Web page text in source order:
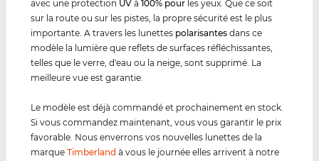
avec une protection UV à100% pour les yeux. Que ce soit
sur la route ou sur les pistes, la propre sécurité est le plus
importante. A travers les lunettes polarisantes dans ce
modèle la lumière que reflets de surfaces réfléchissantes,
telles que le verre, d'eau ou la neige, sont supprimé. La
meilleure vue est garantie.
Le modèle est déjà commandé et prochainement en stock.
Si vous commandez maintenant, vous vous garantir le prix
favorable. Nous enverrons vos nouvelles lunettes de la
marqueTimberland à vous le journée elles arrivent à notre